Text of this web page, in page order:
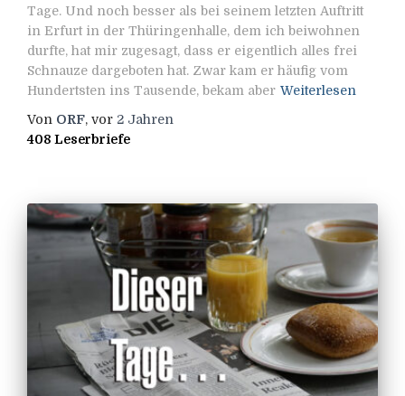
Tage. Und noch besser als bei seinem letzten Auftritt
in Erfurt in der Thüringenhalle, dem ich beiwohnen
durfte, hat mir zugesagt, dass er eigentlich alles frei
Schnauze dargeboten hat. Zwar kam er häufig vom
Hundertsten ins Tausende, bekam aber Weiterlesen
Von ORF, vor 2 Jahren
408 Leserbriefe